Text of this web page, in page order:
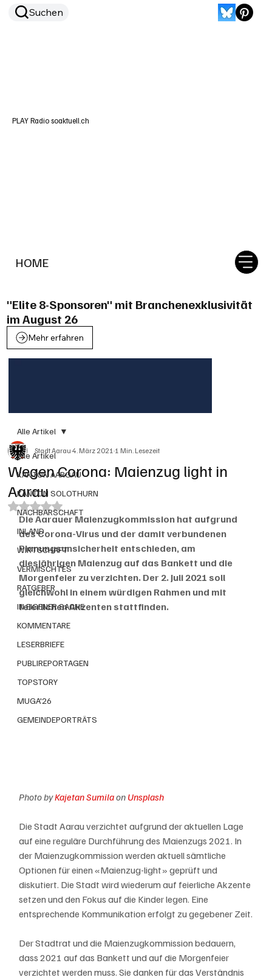
HOME
Suchen
PLAY Radio soaktuell.ch
"Elite 8-Sponsoren" mit Branchenexklusivität
im August 26
Mehr erfahren
Alle Artikel
KANTON AARGAU
KANTON SOLOTHURN
NACHBARSCHAFT
INLAND
WIRTSCHAFT
VERMISCHTES
RATGEBER
IN EIGENER SACHE
KOMMENTARE
LESERBRIEFE
PUBLIREPORTAGEN
TOPSTORY
MUGA'26
GEMEINDEPORTRÄTS
Alle Artikel
Wegen Corona: Maienzug light in
Aarau
Stadt Aarau4. März 20211 Min. Lesezeit
Mit NaN von 5 Sternen bewertet.
Die Aarauer Maienzugkommission hat aufgrund
des Corona-Virus und der damit verbundenen
Planungsunsicherheit entschieden, am
diesjährigen Maienzug auf das Bankett und die
Morgenfeier zu verzichten. Der 2. Juli 2021 soll
gleichwohl in einem würdigen Rahmen und mit
feierlichen Akzenten stattfinden.
Photo by Kajetan Sumila on Unsplash
Die Stadt Aarau verzichtet aufgrund der aktuellen Lage
auf eine reguläre Durchführung des Maienzugs 2021. In
der Maienzugkommission werden aktuell sämtliche
Optionen für einen «Maienzug-light» geprüft und
diskutiert. Die Stadt wird wiederum auf feierliche Akzente
setzen und den Fokus auf die Kinder legen. Eine
entsprechende Kommunikation erfolgt zu gegebener Zeit.
Der Stadtrat und die Maienzugkommission bedauern,
dass 2021 auf das Bankett und auf die Morgenfeier
verzichtet werden muss. Sie danken für das Verständnis